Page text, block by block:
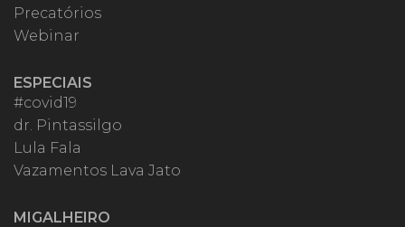
Precatórios
Webinar
ESPECIAIS
#covid19
dr. Pintassilgo
Lula Fala
Vazamentos Lava Jato
MIGALHEIRO